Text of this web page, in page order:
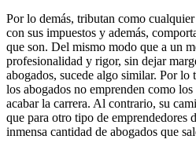
Por lo demás, tributan como
con sus impuestos y además,
que son. Del mismo modo que a un
profesionalidad y rigor, sin dejar
abogados, sucede algo similar. Por lo
los abogados no emprenden como
acabar la carrera. Al contrario, su
que para otro tipo de emprendedores
inmensa cantidad de abogados que